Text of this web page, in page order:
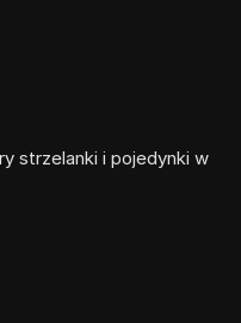
strzelanki i pojedynki w